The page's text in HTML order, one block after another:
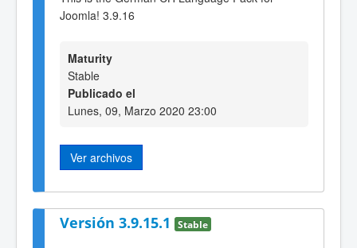
Joomla! 3.9.16
Maturity
Stable
Publicado el
Lunes, 09, Marzo 2020 23:00
Ver archivos
Versión 3.9.15.1 Stable